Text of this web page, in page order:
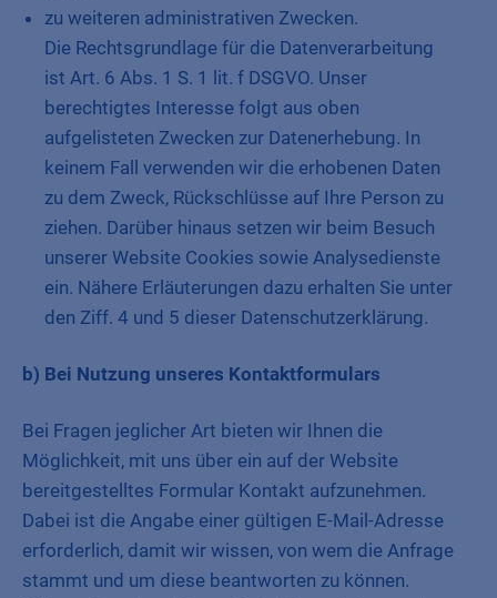
zu weiteren administrativen Zwecken.
Die Rechtsgrundlage für die Datenverarbeitung
ist Art. 6 Abs. 1 S. 1 lit. f DSGVO. Unser
berechtigtes Interesse folgt aus oben
aufgelisteten Zwecken zur Datenerhebung. In
keinem Fall verwenden wir die erhobenen Daten
zu dem Zweck, Rückschlüsse auf Ihre Person zu
ziehen. Darüber hinaus setzen wir beim Besuch
unserer Website Cookies sowie Analysedienste
ein. Nähere Erläuterungen dazu erhalten Sie unter
den Ziff. 4 und 5 dieser Datenschutzerklärung.
b) Bei Nutzung unseres Kontaktformulars
Bei Fragen jeglicher Art bieten wir Ihnen die
Möglichkeit, mit uns über ein auf der Website
bereitgestelltes Formular Kontakt aufzunehmen.
Dabei ist die Angabe einer gültigen E-Mail-Adresse
erforderlich, damit wir wissen, von wem die Anfrage
stammt und um diese beantworten zu können.